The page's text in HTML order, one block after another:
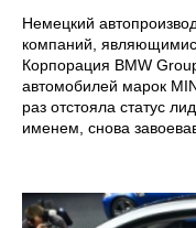
Немецкий
компаний,
Корпорация BMW
автомобилей марок
раз отстояла статус
именем, снова